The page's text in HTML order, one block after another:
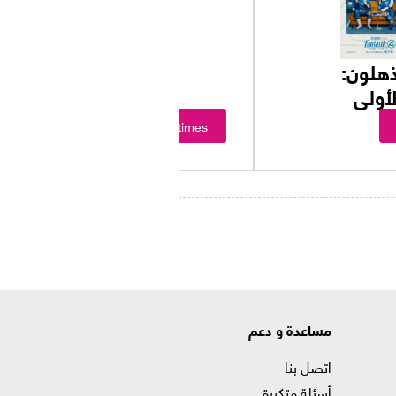
Showtimes
مساعدة و دعم
اتصل بنا